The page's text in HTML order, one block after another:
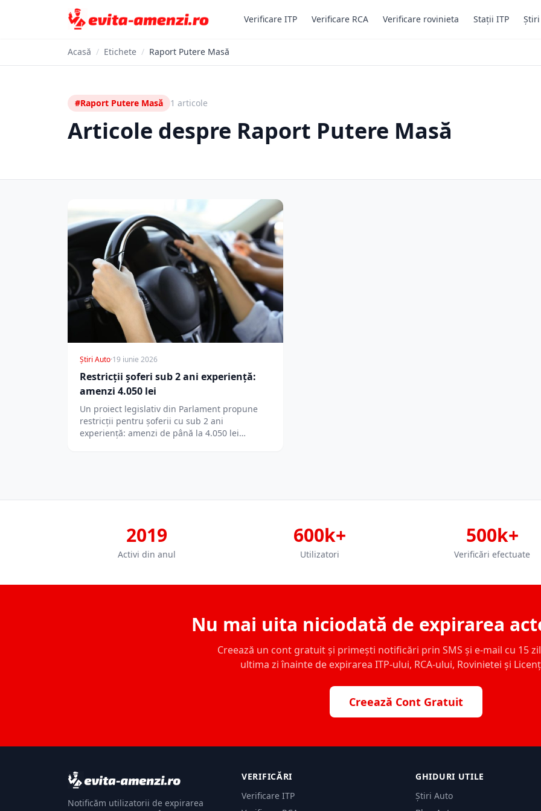
Verificare ITP Verificare RCA Verificare rovinieta Stații ITP
Acasă / Etichete / Raport Putere Masă
#Raport Putere Masă 1 articole
Articole despre Raport Putere Masă
Știri Auto·19 iunie 2026
Restricții șoferi sub 2 ani experiență:
amenzi 4.050 lei
Un proiect legislativ din Parlament propune
restricții pentru șoferii cu sub 2 ani
experiență: amenzi de până la 4.050 lei…
2019
Activi din anul
600k+
Utilizatori
500k+
Verificări efectuate
Nu mai uita niciodată de expirarea
Creează un cont gratuit și primești notificări prin SMS și e-mail cu 15
ultima zi înainte de expirarea ITP-ului, RCA-ului, Rovinietei și
Creează Cont Gratuit
Notificăm utilizatorii de expirarea
VERIFICĂRI
Verificare ITP
GHIDURI UTILE
Știri Auto